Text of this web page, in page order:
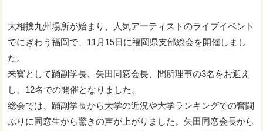
大相撲九州場所が始まり、人気アーティストのライブイベント
でにぎわう福岡で、11月15日に福岡県支部総会を開催しまし
た。
来賓として踊副学長、矢田同窓会長、間所理事の3名をお迎え
し、12名での開催となりました。
総会では、踊副学長から大学の近況や大学ランキングでの奮闘
ぶりに同窓生から驚きの声が上がりました。矢田同窓会長から